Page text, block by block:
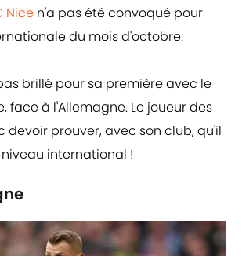
Nice n'a pas été convoqué pour
du mois d'octobre.
brillé pour sa première avec le
face à l'Allemagne. Le joueur des
devoir prouver, avec son club, qu'il
international !